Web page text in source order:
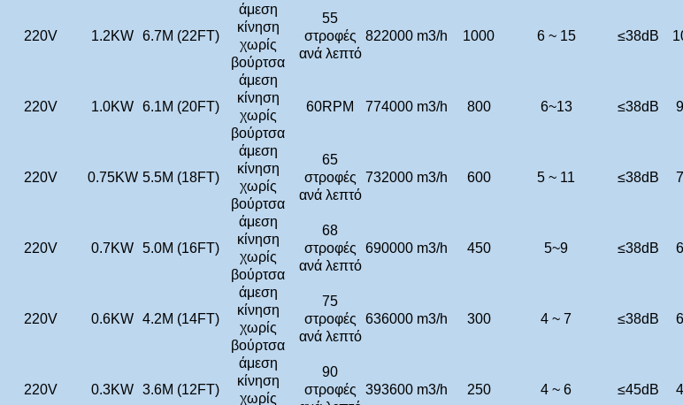
220V 1.2KW 6.7M (22FT)
άμεση
κίνηση
χωρίς
βούρτσα
55
στροφές
ανά λεπτό
822000 m3/h 1000 6 ~ 15 ≤38dB
220V 1.0KW 6.1M (20FT)
άμεση
κίνηση
χωρίς
βούρτσα
60RPM 774000 m3/h 800 6~13 ≤38dB
220V 0.75KW 5.5M (18FT)
άμεση
κίνηση
χωρίς
βούρτσα
65
στροφές
ανά λεπτό
732000 m3/h 600 5 ~ 11 ≤38dB
220V 0.7KW 5.0M (16FT)
άμεση
κίνηση
χωρίς
βούρτσα
68
στροφές
ανά λεπτό
690000 m3/h 450 5~9 ≤38dB
220V 0.6KW 4.2M (14FT)
άμεση
κίνηση
χωρίς
βούρτσα
75
στροφές
ανά λεπτό
636000 m3/h 300 4 ~ 7 ≤38dB
220V 0.3KW 3.6M (12FT)
άμεση
κίνηση
χωρίς
90
στροφές
393600 m3/h 250 4 ~ 6 ≤45dB